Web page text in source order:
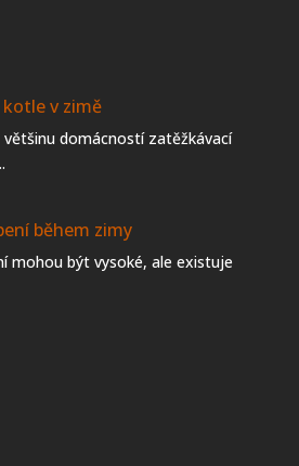
v zimě
domácností zatěžkávací
během zimy
mohou být vysoké, ale existuje